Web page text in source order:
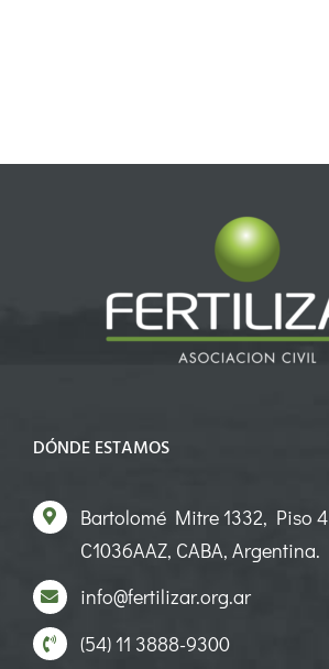
DÓNDE ESTAMOS
Bartolomé Mitre 1332, Piso 4
C1036AAZ, CABA, Argentina.
info@fertilizar.org.ar
(54) 11 3888-9300